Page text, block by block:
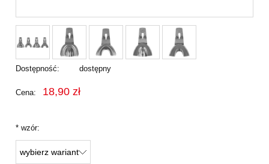
Dostępność: dostępny
Cena: 18,90 zł
* wzór: